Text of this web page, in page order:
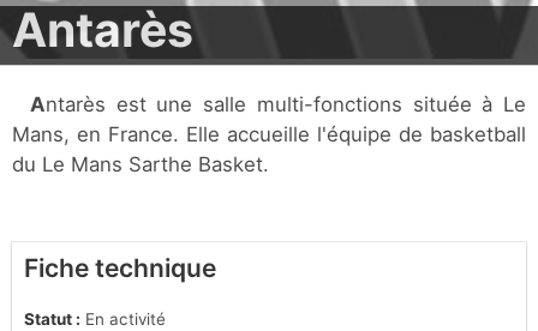
Antarès
Antarès est une salle multi-fonctions située à Le
Mans, en France. Elle accueille l'équipe de basketball
du Le Mans Sarthe Basket.
Fiche technique
Statut : En activité